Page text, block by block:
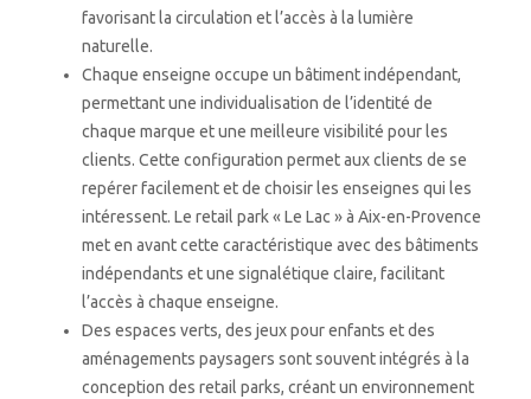
favorisant la circulation et l’accès à la lumière
naturelle.
Chaque enseigne occupe un bâtiment indépendant,
permettant une individualisation de l’identité de
chaque marque et une meilleure visibilité pour les
clients. Cette configuration permet aux clients de se
repérer facilement et de choisir les enseignes qui les
intéressent. Le retail park « Le Lac » à Aix-en-Provence
met en avant cette caractéristique avec des bâtiments
indépendants et une signalétique claire, facilitant
l’accès à chaque enseigne.
Des espaces verts, des jeux pour enfants et des
aménagements paysagers sont souvent intégrés à la
conception des retail parks, créant un environnement